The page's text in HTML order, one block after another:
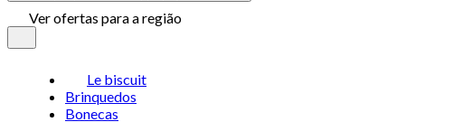
Ver ofertas para a região
Le biscuit
Brinquedos
Bonecas